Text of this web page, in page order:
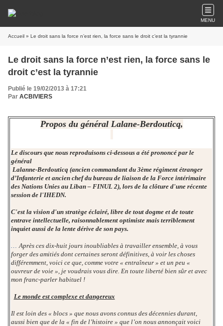
MENU
Accueil » Le droit sans la force n’est rien, la force sans le droit c’est la tyrannie
Le droit sans la force n’est rien, la force sans le
droit c’est la tyrannie
Publié le 19/02/2013 à 17:21
Par ACBIVIERS
Propos du général Lalane-Berdouticq,
Le discours que nous reproduisons ci-dessous a été prononcé par le
général
Lalanne-Berdouticq (ancien commandant du 3ème régiment étranger
d’Infanterie et ancien chef du bureau de liaison de la Force intérimaire
des Nations Unies au Liban – FINUL 2), lors de la clôture d'une récente
session de l'IHEDN.
C'est la vision d'un stratège éclairé, libre de tout dogme et de toute
entrave intellectuelle, raisonnablement optimiste mais terriblement
inquiet aussi de la lente dérive de son pays.
… Après ces dix-huit jours inoubliables à travailler ensemble, à vous
forger des amitiés dont certaines seront définitives, à voir les choses
différemment, voici ce que, comme votre « entraîneur » et un peu «
ouvreur de voie », je voudrais vous dire. En toute liberté bien sûr et avec
mon franc-parler habituel !
Le monde est complexe et dangereux
Il est loin des « blocs » que nous avons connus des décennies durant,
aussi bien que de la « fin de l’histoire » que l’on nous annonçait voici